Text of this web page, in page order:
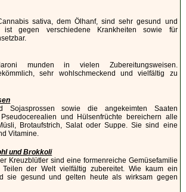
sativa, dem Ölhanf, sind sehr gesund und
ist gegen verschiedene Krankheiten sowie für
munden in vielen Zubereitungsweisen.
sehr wohlschmeckend und vielfältig zu
Sojasprossen sowie die angekeimten Saaten
und Hülsenfrüchte bereichern alle
Brotaufstrich, Salat oder Suppe. Sie sind eine
Vitamine.
und Brokkoli
Kreuzblütler sind eine formenreiche Gemüsefamilie
der Welt vielfältig zubereitet. Wie kaum ein
sie gesund und gelten heute als wirksam gegen